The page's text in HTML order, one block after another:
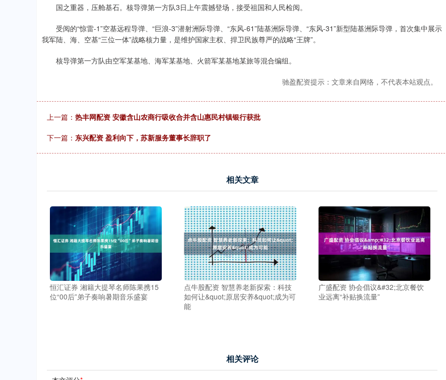
国之重器，压舱基石。核导弹第一方队3日上午震撼登场，接受祖国和人民检阅。
受阅的“惊雷-1”空基远程导弹、“巨浪-3”潜射洲际导弹、“东风-61”陆基洲际导弹、“东风-31”新型陆基洲际导弹，首次集中展示
我军陆、海、空基“三位一体”战略核力量，是维护国家主权、捍卫民族尊严的战略“王牌”。
核导弹第一方队由空军某基地、海军某基地、火箭军某基地某旅等混合编组。
驰盈配资提示：文章来自网络，不代表本站观点。
上一篇： 热丰网配资 安徽含山农商行吸收合并含山惠民村镇银行获批
下一篇： 东兴配资 盈利向下，苏新服务董事长辞职了
相关文章
恒汇证券 湘籍大提琴名师陈果携15
位“00后”弟子奏响暑期音乐盛宴
点牛股配资 智慧养老新探索：科技
如何让&quot;原居安养&quot;成为可
能
广盛配资 协会倡议&#32;北京餐饮
业远离“补贴换流量”
相关评论